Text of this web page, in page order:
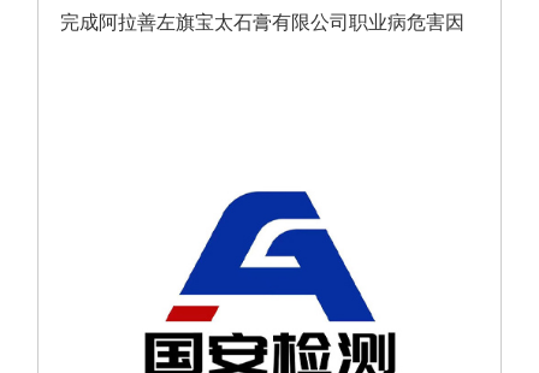
完成阿拉善左旗宝太石膏有限公司职业病危害因